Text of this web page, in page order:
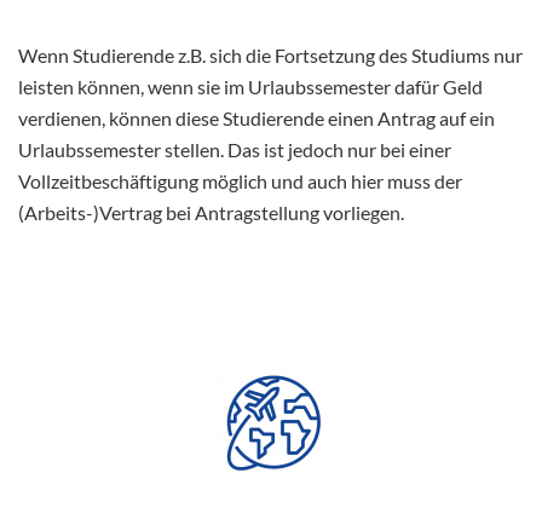
Wenn Studierende z.B. sich die Fortsetzung des Studiums nur
leisten können, wenn sie im Urlaubssemester dafür Geld
verdienen, können diese Studierende einen Antrag auf ein
Urlaubssemester stellen. Das ist jedoch nur bei einer
Vollzeitbeschäftigung möglich und auch hier muss der
(Arbeits-)Vertrag bei Antragstellung vorliegen.